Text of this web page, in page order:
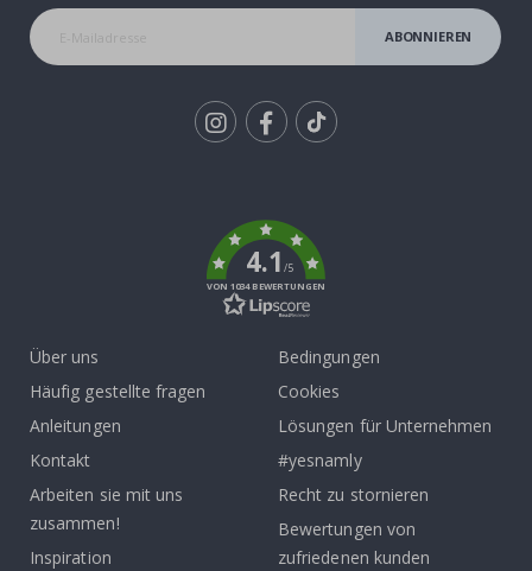
ABONNIEREN
4.1/5
VON 1034 BEWERTUNGEN
Über uns
Häufig gestellte fragen
Anleitungen
Kontakt
Arbeiten sie mit uns
zusammen!
Inspiration
Bedingungen
Cookies
Lösungen für Unternehmen
#yesnamly
Recht zu stornieren
Bewertungen von
zufriedenen kunden